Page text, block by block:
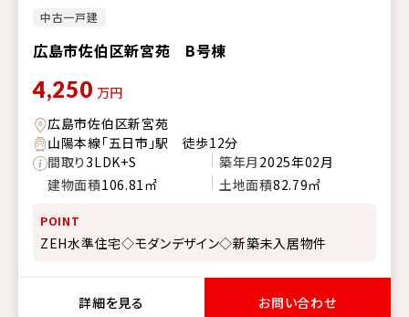
中古一戸建
広島市佐伯区新宮苑 B号棟
4,250 万円
広島市佐伯区新宮苑
山陽本線「五日市」駅 徒歩12分
間取り3LDK+S 築年月 2025年02月
建物面積106.81㎡ 土地面積82.79㎡
POINT
ZEH水準住宅◇モダンデザイン◇新築未入居物件
詳細を見る お問い合わせ